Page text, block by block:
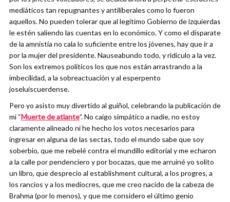
mediáticos tan repugnantes y antiliberales como lo fueron
aquellos. No pueden tolerar que al legítimo Gobierno de izquierdas
le estén saliendo las cuentas en lo económico. Y como el disparate
de la amnistía no cala lo suficiente entre los jóvenes, hay que ir a
por la mujer del presidente. Nauseabundo todo, y ridículo a la vez.
Son los extremos políticos los que nos están arrastrando a la
imbecilidad, a la sobreactuación y al esperpento
joseluiscuerdense.
Pero yo asisto muy divertido al guiñol, celebrando la publicación de
mi “Muerte de atlante”. No caigo simpático a nadie, no estoy
claramente alineado ni he hecho los votos necesarios para
ingresar en alguna de las sectas, todo el mundo sabe que soy
soberbio, que me rebelé contra el mundillo editorial y me echaron
a la calle por pendenciero y por bocazas, que me arruiné yo solito
un libro, que desprecio al establishment cultural, a los progres, a
los rancios y a los mediocres, que me creo nacido de la cabeza de
Brahma (por lo menos), y que me considero el último genio